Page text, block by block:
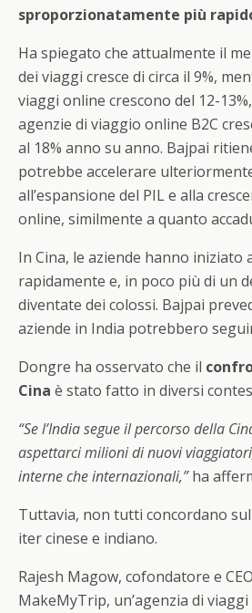
sproporzionatamente più
Ha spiegato che attualmente il
dei viaggi cresce di circa il 9%,
viaggi online crescono del 12-
agenzie di viaggio online B2C
al 18% anno su anno. Bajpai
potrebbe accelerare
all’espansione del PIL e alla
online, similmente a quanto
In Cina, le aziende hanno iniziato
rapidamente e, in poco più di un
diventate dei colossi. Bajpai
aziende in India potrebbero
Dongre ha osservato che il
Cina è stato fatto in diversi
“Se l’India segue il percorso della
aspettarci milioni di nuovi
interne che internazionali,”ha
Tuttavia, non tutti concordano
iter cinese e indiano.
Rajesh Magow, cofondatore e
MakeMyTrip, un’agenzia di